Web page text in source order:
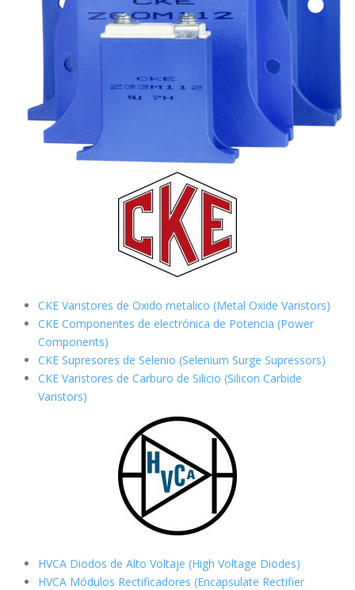
CKE Varistores de Oxido metalico (Metal Oxide Varistors)
CKE Componentes de electrónica de Potencia (Power
Components)
CKE Supresores de Selenio (Selenium Surge Supressors)
CKE Varistores de Carburo de Silicio (Silicon Carbide
Varistors)
HVCA Diodos de Alto Voltaje (High Voltage Diodes)
HVCA Módulos Rectificadores (Encapsulate Rectifier